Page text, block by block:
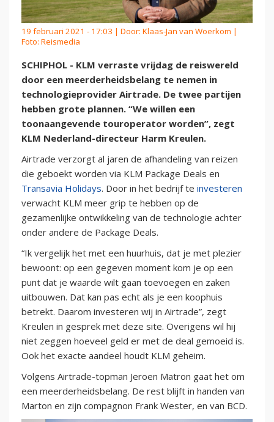
19 februari 2021 - 17:03 | Door: Klaas-Jan van Woerkom |
Foto: Reismedia
SCHIPHOL - KLM verraste vrijdag de reiswereld
door een meerderheidsbelang te nemen in
technologieprovider Airtrade. De twee partijen
hebben grote plannen. “We willen een
toonaangevende touroperator worden”, zegt
KLM Nederland-directeur Harm Kreulen.
Airtrade verzorgt al jaren de afhandeling van reizen
die geboekt worden via KLM Package Deals en
Transavia Holidays. Door in het bedrijf te investeren
verwacht KLM meer grip te hebben op de
gezamenlijke ontwikkeling van de technologie achter
onder andere de Package Deals.
“Ik vergelijk het met een huurhuis, dat je met plezier
bewoont: op een gegeven moment kom je op een
punt dat je waarde wilt gaan toevoegen en zaken
uitbouwen. Dat kan pas echt als je een koophuis
betrekt. Daarom investeren wij in Airtrade”, zegt
Kreulen in gesprek met deze site. Overigens wil hij
niet zeggen hoeveel geld er met de deal gemoeid is.
Ook het exacte aandeel houdt KLM geheim.
Volgens Airtrade-topman Jeroen Matron gaat het om
een meerderheidsbelang. De rest blijft in handen van
Marton en zijn compagnon Frank Wester, en van BCD.